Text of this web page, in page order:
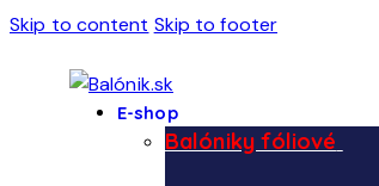
Skip to content Skip to footer
E-shop
Balóniky fóliové